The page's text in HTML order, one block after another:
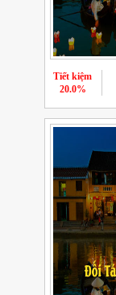
Tiết kiệm
20.0%